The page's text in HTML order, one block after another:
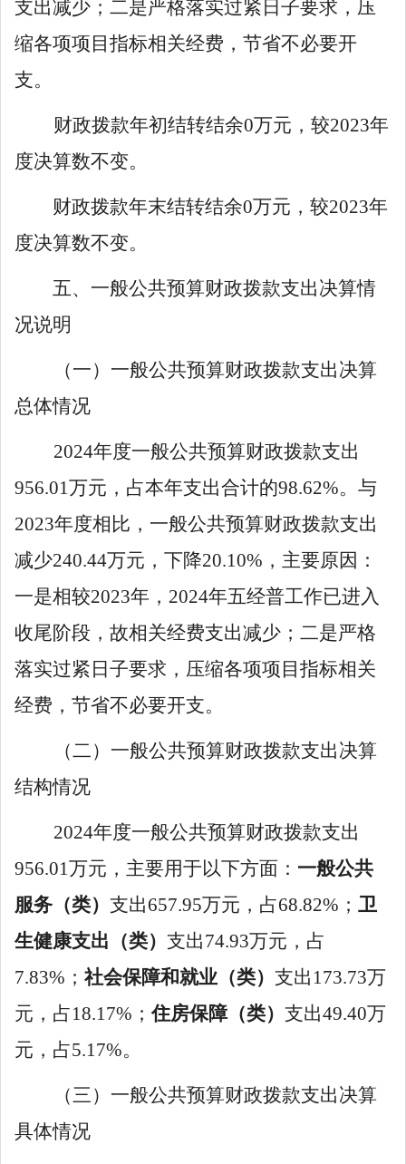
支出减少；二是严格落实过紧日子要求，压
缩各项项目指标相关经费，节省不必要开
支。
财政拨款年初结转结余0万元，较2023年
度决算数不变。
财政拨款年末结转结余0万元，较2023年
度决算数不变。
五、一般公共预算财政拨款支出决算情
况说明
（一）一般公共预算财政拨款支出决算
总体情况
2024年度一般公共预算财政拨款支出
956.01万元，占本年支出合计的98.62%。与
2023年度相比，一般公共预算财政拨款支出
减少240.44万元，下降20.10% ，主要原因：
一是相较2023年， 2024年五经普工作已进入
收尾阶段，故相关经费支出减少；二是严格
落实过紧日子要求，压缩各项项目指标相关
经费，节省不必要开支。
（二）一般公共预算财政拨款支出决算
结构情况
2024年度一般公共预算财政拨款支出
956.01万元，主要用于以下方面： 一般公共
服务（类） 支出657.95万元，占68.82% ； 卫
生健康支出（类） 支出74.93万元，占
7.83% ； 社会保障和就业（类） 支出 173.73万
元，占18.17% ；住房保障（类） 支出49.40万
元，占5.1 7%。
（三）一般公共预算财政拨款支出决算
具体情况